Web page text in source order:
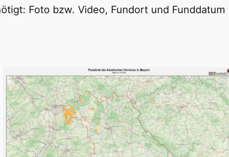
Foto bzw. Video, Fundort und Funddatum